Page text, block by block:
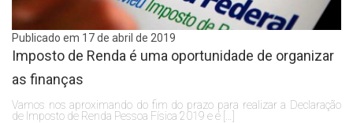
Publicado em 17 de abril de 2019
Imposto de Renda é uma oportunidade de organizar
as finanças
Vamos nos aproximando do fim do prazo para realizar a Declaração
de Imposto de Renda Pessoa Física 2019 e é […]